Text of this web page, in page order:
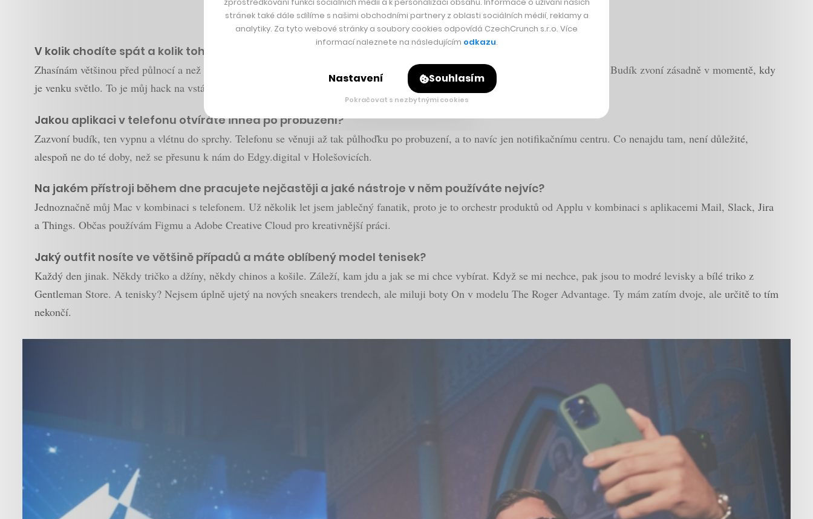
***
V kolik chodíte spát a kolik toho průměrně naspíte?
Zhasínám většinou před půlnocí a než se otočím, tak spím. Nikdy jsme neměl problém usnout, většinou nemám problém ani vstát. Budík zvoní zásadně v momentě, kdy
je venku světlo. To je můj hack na vstávání. Průměrně naspím něco mezi sedmi až osmi hodinami.
Jakou aplikaci v telefonu otvíráte ihned po probuzení?
Zazvoní budík, ten vypnu a vlétnu do sprchy. Telefonu se věnuji až tak půlhoďku po probuzení, a to navíc jen notifikačnímu centru. Co nenajdu tam, není důležité,
alespoň ne do té doby, než se přesunu k nám do Edgy.digital v Holešovicích.
Na jakém přístroji během dne pracujete nejčastěji a jaké nástroje v něm používáte nejvíc?
Jednoznačně můj Mac v kombinaci s telefonem. Už několik let jsem jablečný fanatik, proto je to orchestr produktů od Applu v kombinaci s aplikacemi Mail, Slack, Jira
a Things. Občas používám Figmu a Adobe Creative Cloud pro kreativnější práci.
Jaký outfit nosíte ve většině případů a máte oblíbený model tenisek?
Každý den jinak. Někdy tričko a džíny, někdy chinos a košile. Záleží, kam jdu a jak se mi chce vybírat. Když se mi nechce, pak jsou to modré levisky a bílé triko z
Gentleman Store. A tenisky? Nejsem úplně ujetý na nových sneakers trendech, ale miluji boty On v modelu The Roger Advantage. Ty mám zatím dvoje, ale určitě to tím
nekončí.
stránek také dále sdílíme s našimi obchodními partnery z oblasti sociálních médií, reklamy a
analytiky. Za tyto webové stránky a soubory cookies odpovídá CzechCrunch s.r.o. Více
informací naleznete na následujícím odkazu.
Nastavení Souhlasím
Pokračovat s nezbytnými cookies